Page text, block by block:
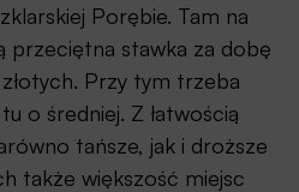
Porębie. Tam na
przeciętna stawka za dobę
Przy tym trzeba
o średniej. Z łatwością
tańsze, jak i droższe
także większość miejsc